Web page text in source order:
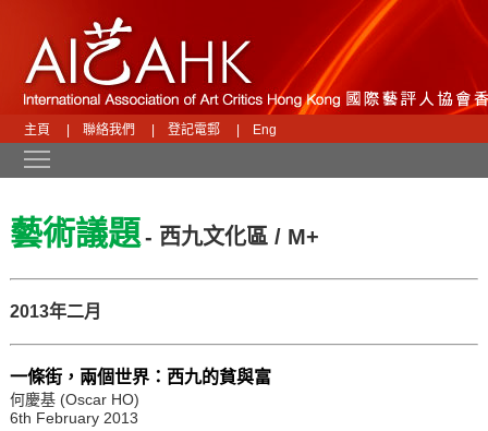
主頁 聯絡我們 登記電郵 Eng
藝術議題- 西九文化區 / M+
2013年二月
一條街，兩個世界：西九的貧與富
何慶基 (Oscar HO)
6th February 2013